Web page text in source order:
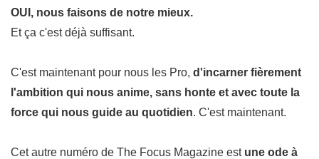
OUI, nous faisons de notre mieux.
Et ça c'est déjà suffisant.
C'est maintenant pour nous les Pro, d'incarner fièrement
l'ambition qui nous anime, sans honte et avec toute la
force qui nous guide au quotidien. C'est maintenant.
Cet autre numéro de The Focus Magazine est une ode à